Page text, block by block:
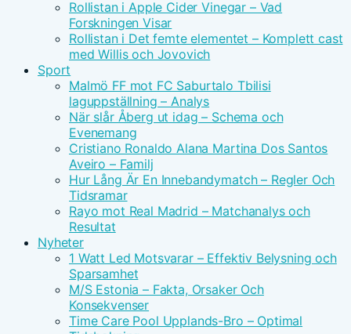
Rollistan i Apple Cider Vinegar – Vad
Forskningen Visar
Rollistan i Det femte elementet – Komplett cast
med Willis och Jovovich
Sport
Malmö FF mot FC Saburtalo Tbilisi
laguppställning – Analys
När slår Åberg ut idag – Schema och
Evenemang
Cristiano Ronaldo Alana Martina Dos Santos
Aveiro – Familj
Hur Lång Är En Innebandymatch – Regler Och
Tidsramar
Rayo mot Real Madrid – Matchanalys och
Resultat
Nyheter
1 Watt Led Motsvarar – Effektiv Belysning och
Sparsamhet
M/S Estonia – Fakta, Orsaker Och
Konsekvenser
Time Care Pool Upplands-Bro – Optimal